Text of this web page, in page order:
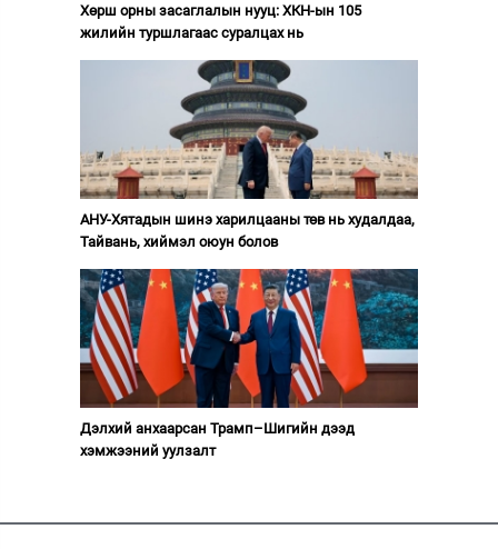
Хөрш орны засаглалын нууц: ХКН-ын 105
жилийн туршлагаас суралцах нь
АНУ-Хятадын шинэ харилцааны төв нь худалдаа,
Тайвань, хиймэл оюун болов
Дэлхий анхаарсан Трамп–Шигийн дээд
хэмжээний уулзалт